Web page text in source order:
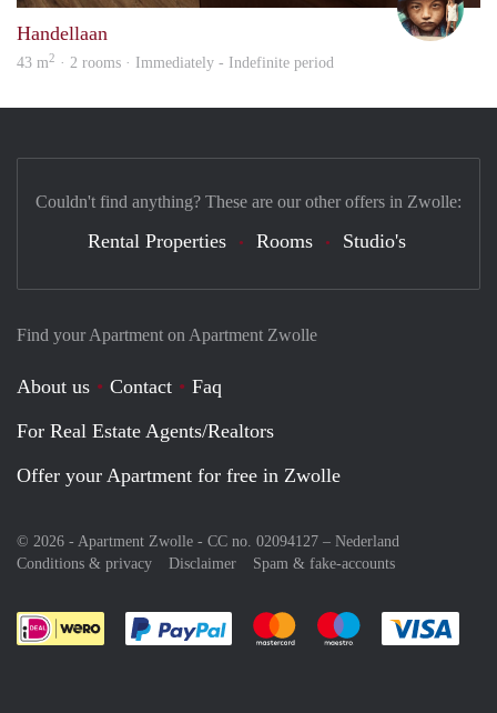
Handellaan
43 m2 · 2 rooms · Immediately - Indefinite period
Find your Apartment on Apartment Zwolle
About us Contact
Faq
For Real Estate Agents/Realtors
Offer your Apartment for free in Zwolle
© 2026 - Apartment Zwolle - CC no. 02094127 – Nederland
Conditions & privacy
Disclaimer Spam & fake-accounts
Pay easily with :payment method
Pay easily with :payment
Pay easily with
Couldn't find anything? These are our other offers in Zwolle:
Rental Properties Rooms Studio's